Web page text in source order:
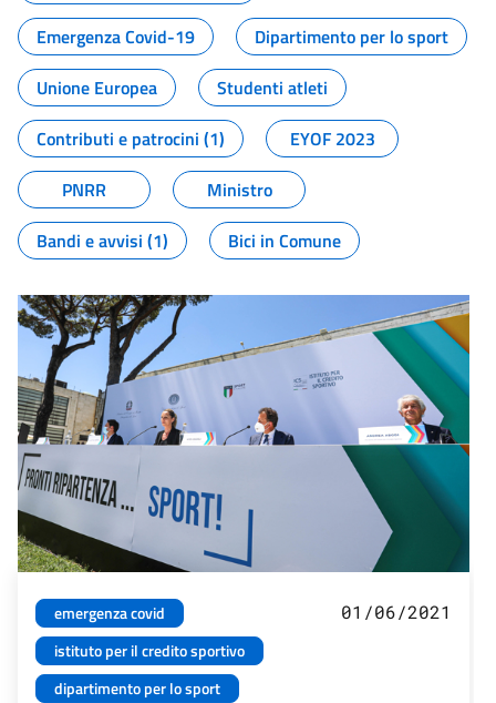
Emergenza Covid-19
Dipartimento per lo sport
Unione Europea
Studenti atleti
Contributi e patrocini (1)
EYOF 2023
PNRR
Ministro
Bandi e avvisi (1)
Bici in Comune
emergenza covid
istituto per il credito sportivo
dipartimento per lo sport
01/06/2021